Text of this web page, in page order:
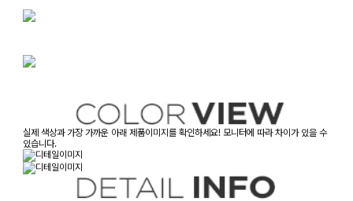
실제 색상과 가장 가까운 아래 제품이미지를 확인하세요! 모니터에 따라 차이가 있을 수
있습니다.